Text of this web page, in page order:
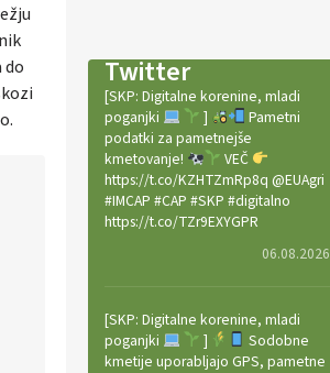
do
Twitter
[SKP: Digitalne korenine, mladi
poganjki
]
Pametni
podatki za pametnejše
kmetovanje!
VEČ
https://t.co/KZHTZmRp8q @EUAgri
#IMCAP #CAP #SKP #digitalno
https://t.co/TZr9EXYGPR
06.08.2026
[SKP: Digitalne korenine, mladi
poganjki
]
Sodobne
kmetije uporabljajo GPS, pametne